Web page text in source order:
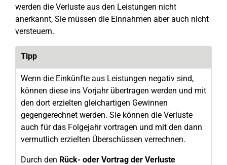
werden die Verluste aus den Leistungen nicht
anerkannt, Sie müssen die Einnahmen aber auch nicht
versteuern.
Tipp
Wenn die Einkünfte aus Leistungen negativ sind,
können diese ins Vorjahr übertragen werden und mit
den dort erzielten gleichartigen Gewinnen
gegengerechnet werden. Sie können die Verluste
auch für das Folgejahr vortragen und mit den dann
vermutlich erzielten Überschüssen verrechnen.
Durch den Rück- oder Vortrag der Verluste